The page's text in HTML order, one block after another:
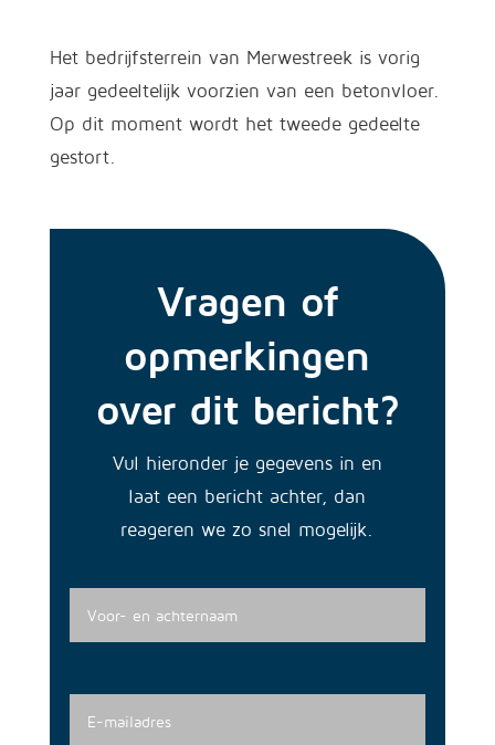
Het bedrijfsterrein van Merwestreek is vorig
jaar gedeeltelijk voorzien van een betonvloer.
Op dit moment wordt het tweede gedeelte
gestort.
Vragen of
opmerkingen
over dit bericht?
Vul hieronder je gegevens in en
laat een bericht achter, dan
reageren we zo snel mogelijk.